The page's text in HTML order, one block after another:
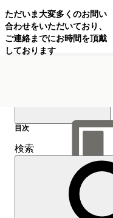
ただいま大変多くのお問い
合わせをいただいており、
ご連絡までにお時間を頂戴
しております
目次を表示
目次
検索